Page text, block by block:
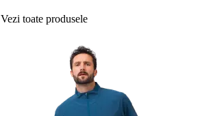
Vezi toate produsele